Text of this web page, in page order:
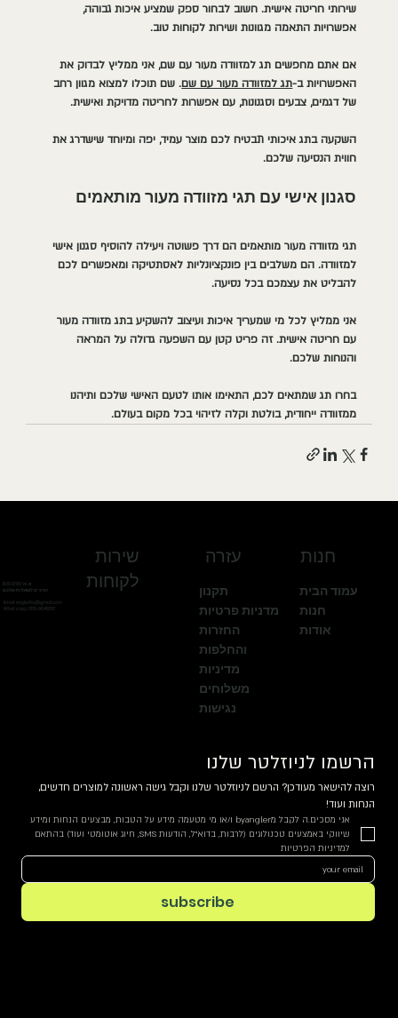
שירותי חריטה אישית. חשוב לבחור ספק שמציע איכות גבוהה,
אפשרויות התאמה מגוונות ושירות לקוחות טוב.
אם אתם מחפשים תג למזוודה מעור עם שם, אני ממליץ לבדוק את
האפשרויות ב-תג למזוודה מעור עם שם. שם תוכלו למצוא מגוון רחב
של דגמים, צבעים וסגנונות, עם אפשרות לחריטה מדויקת ואישית.
השקעה בתג איכותי תבטיח לכם מוצר עמיד, יפה ומיוחד שישדרג את
חווית הנסיעה שלכם.
סגנון אישי עם תגי מזוודה מעור מותאמים
תגי מזוודה מעור מותאמים הם דרך פשוטה ויעילה להוסיף סגנון אישי
למזוודה. הם משלבים בין פונקציונליות לאסתטיקה ומאפשרים לכם
להבליט את עצמכם בכל נסיעה.
אני ממליץ לכל מי שמעריך איכות ועיצוב להשקיע בתג מזוודה מעור
עם חריטה אישית. זה פריט קטן עם השפעה גדולה על המראה
והנוחות שלכם.
בחרו תג שמתאים לכם, התאימו אותו לטעם האישי שלכם ותיהנו
ממזוודה ייחודית, בולטת וקלה לזיהוי בכל מקום בעולם.
חנות
שירות
לקוחות
עמוד הבית
חנות
אודות
א'-ה' 11:00-17:00
זמינים לשאלות שלכם
Email:
anglertlv@gmail.com
Whatsapp
: 055-9849797
עזרה
תקנון
מדניות פרטיות
החזרות
והחלפות
מדיניות
משלוחים
נגישות
הרשמו לניוזלטר שלנו
הנחות ועוד!
למדיניות הפרטיות
subscribe